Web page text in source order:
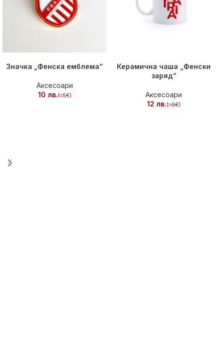
Значка „Фенска емблема“
Аксесоари
лв.
Керамична чаша „Фенски
заряд“
Аксесоари
лв.